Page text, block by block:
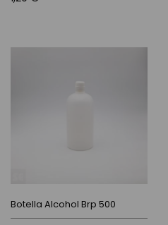
Botella Alcohol Brp 500